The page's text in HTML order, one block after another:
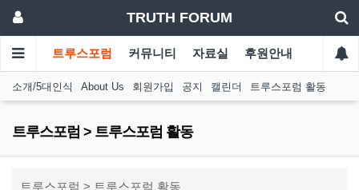
TRUTH FORUM
트루스포럼 커뮤니티 자료실 후원안내
소개/5대인식 About Us 회원가입 공지 캘린더 트루스포럼 활동
트루스포럼 > 트루스포럼 활동
트루스포럼 > 트루스포럼 활동